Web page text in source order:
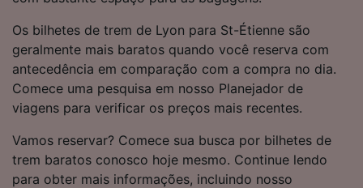
Os bilhetes de trem de Lyon para St-Étienne são
geralmente mais baratos quando você reserva com
antecedência em comparação com a compra no dia.
Comece uma pesquisa em nosso Planejador de
viagens para verificar os preços mais recentes.
Vamos reservar? Comece sua busca por bilhetes de
trem baratos conosco hoje mesmo. Continue lendo
para obter mais informações, incluindo nosso